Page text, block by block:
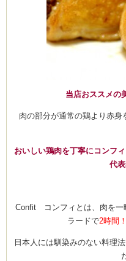
当店おススメの
肉の部分が通常の鶏より赤
おいしい鶏肉を丁寧にコンフ
代表
Confit コンフィとは、肉を一
ラードで2時間！
日本人には馴染みのない料理